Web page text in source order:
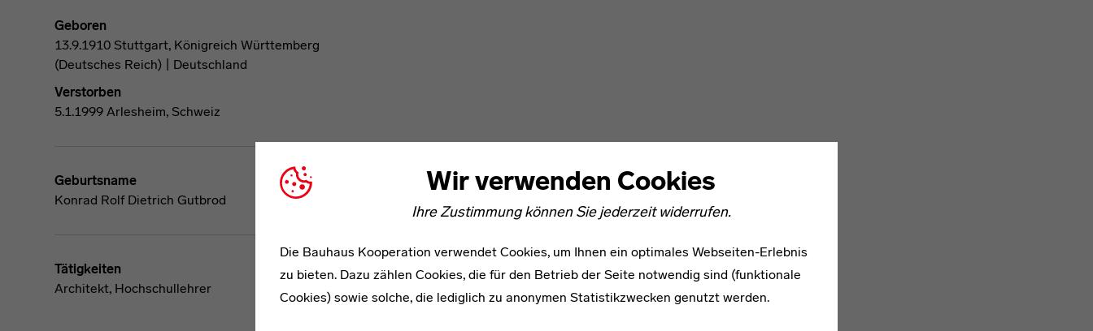
Wir verwenden Cookies
Ihre Zustimmung können Sie jederzeit widerrufen.
Die Bauhaus Kooperation verwendet Cookies, um Ihnen ein optimales Webseiten-Erlebnis
zu bieten. Dazu zählen Cookies, die für den Betrieb der Seite notwendig sind (funktionale
Cookies) sowie solche, die lediglich zu anonymen Statistikzwecken genutzt werden.
Geboren
13.9.1910 Stuttgart, Königreich Württemberg
(Deutsches Reich) | Deutschland
Verstorben
5.1.1999 Arlesheim, Schweiz
Geburtsname
Konrad Rolf Dietrich Gutbrod
Tätigkeiten
Architekt, Hochschullehrer